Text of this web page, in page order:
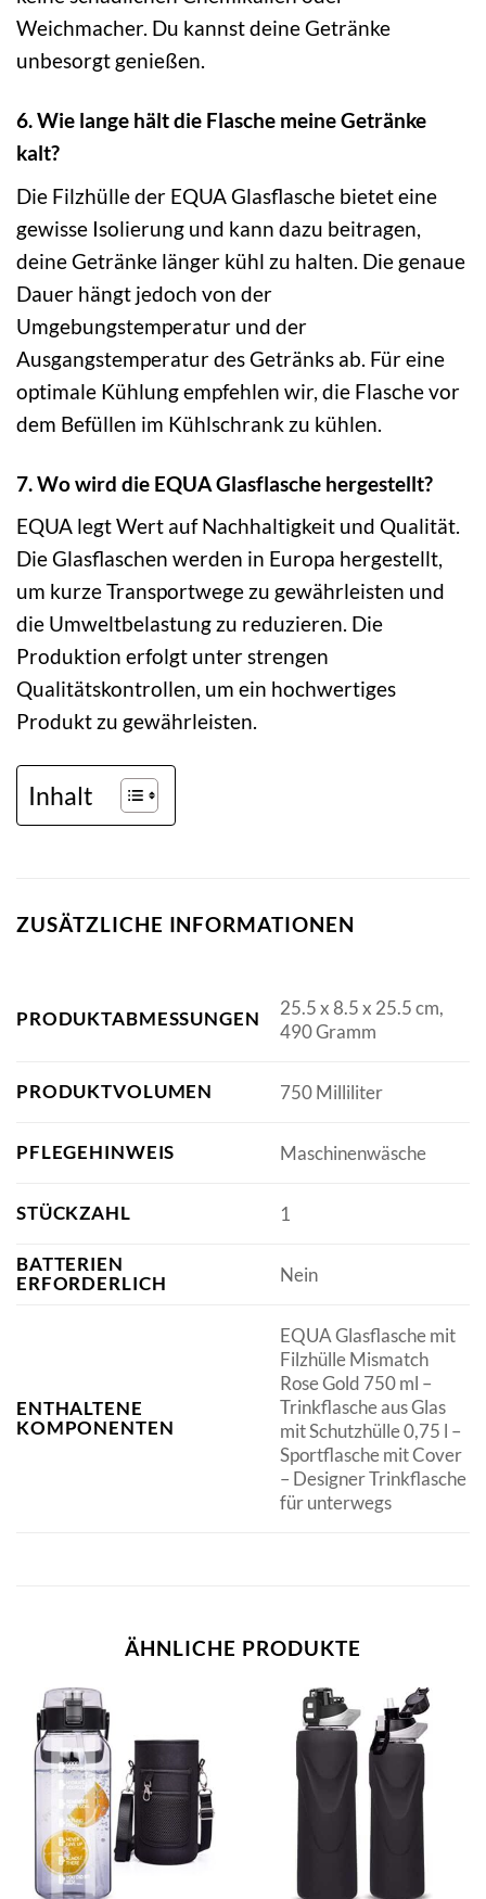
Weichmacher. Du kannst deine Getränke
unbesorgt genießen.
6. Wie lange hält die Flasche meine Getränke
kalt?
Die Filzhülle der EQUA Glasflasche bietet eine
gewisse Isolierung und kann dazu beitragen,
deine Getränke länger kühl zu halten. Die genaue
Dauer hängt jedoch von der
Umgebungstemperatur und der
Ausgangstemperatur des Getränks ab. Für eine
optimale Kühlung empfehlen wir, die Flasche vor
dem Befüllen im Kühlschrank zu kühlen.
7. Wo wird die EQUA Glasflasche hergestellt?
EQUA legt Wert auf Nachhaltigkeit und Qualität.
Die Glasflaschen werden in Europa hergestellt,
um kurze Transportwege zu gewährleisten und
die Umweltbelastung zu reduzieren. Die
Produktion erfolgt unter strengen
Qualitätskontrollen, um ein hochwertiges
Produkt zu gewährleisten.
Inhalt
ZUSÄTZLICHE INFORMATIONEN
PRODUKTABMESSUNGEN
‎25.5 x 8.5 x 25.5 cm,
490 Gramm
PRODUKTVOLUMEN ‎750 Milliliter
PFLEGEHINWEIS ‎Maschinenwäsche
STÜCKZAHL ‎1
BATTERIEN
ERFORDERLICH
‎Nein
ENTHALTENE
KOMPONENTEN
‎EQUA Glasflasche mit
Filzhülle Mismatch
Rose Gold 750 ml –
Trinkflasche aus Glas
mit Schutzhülle 0,75 l –
Sportflasche mit Cover
– Designer Trinkflasche
für unterwegs
ÄHNLICHE PRODUKTE